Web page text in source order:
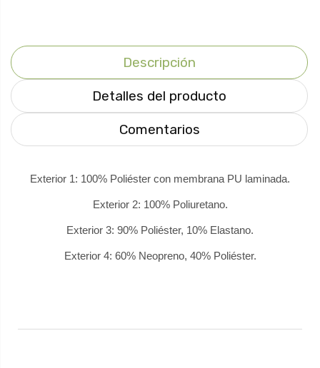
Descripción
Detalles del producto
Comentarios
Exterior 1: 100% Poliéster con membrana PU laminada.
Exterior 2: 100% Poliuretano.
Exterior 3: 90% Poliéster, 10% Elastano.
Exterior 4: 60% Neopreno, 40% Poliéster.